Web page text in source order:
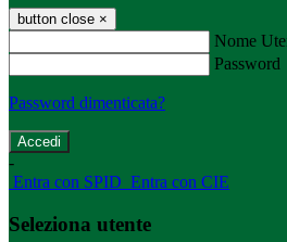
button close ×
Nome
Password
Password dimenticata?
-
Entra con SPID Entra con CIE
Seleziona utente